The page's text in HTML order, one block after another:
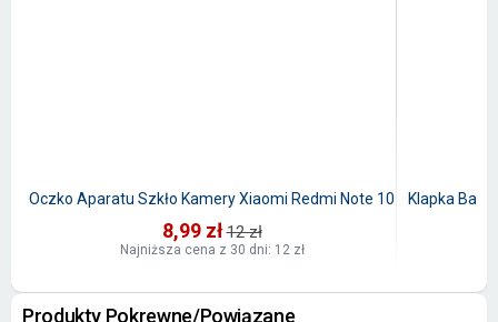
Oczko Aparatu Szkło Kamery Xiaomi Redmi Note 10
8,99 zł12 zł
Najniższa cena z 30 dni: 12 zł
Klapka
Produkty Pokrewne/Powiązane